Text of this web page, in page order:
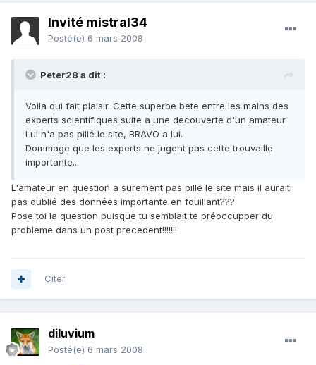
Invité mistral34
Posté(e) 6 mars 2008
Peter28 a dit :
Voila qui fait plaisir. Cette superbe bete entre les mains des
experts scientifiques suite a une decouverte d'un amateur.
Lui n'a pas pillé le site, BRAVO a lui.
Dommage que les experts ne jugent pas cette trouvaille
importante...
L'amateur en question a surement pas pillé le site mais il aurait
pas oublié des données importante en fouillant???
Pose toi la question puisque tu semblait te préoccupper du
probleme dans un post precedent!!!!!!!
Citer
diluvium
Posté(e) 6 mars 2008